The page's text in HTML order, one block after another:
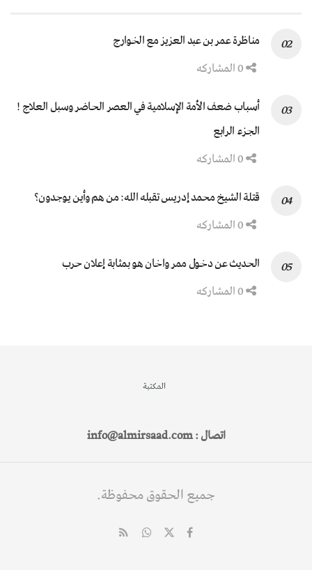
مناظرة عمر بن عبد العزيز مع الخوارج
أسباب ضعف الأمة الإسلامية في العصر الحاضر وسبل العلاج !
الجزء الرابع
قتلة الشيخ محمد إدريس تقبله الله: من هم وأين يوجدون؟
الحديث عن دخول ممر واخان هو بمثابة إعلان حرب
المكتبة
اتصال : info@almirsaad.com
جميع الحقوق محفوظة.